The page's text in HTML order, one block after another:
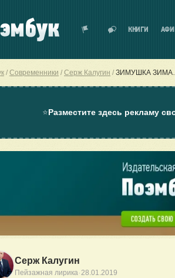
КНИГИ
Современники Серж Калугин ЗИМУШКА
⭐Разместите здесь рекламу
Серж Калугин
Пейзажная лирика·28.01.2019